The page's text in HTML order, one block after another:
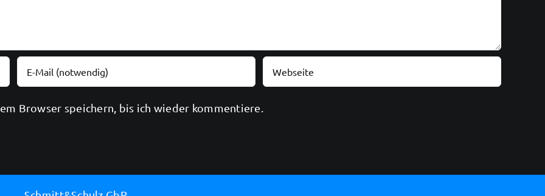
Browser speichern, bis ich wieder kommentiere.